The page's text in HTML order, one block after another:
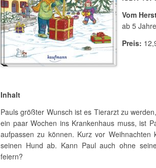
Vom
ab 5
Preis:
Inhalt
Pauls größter Wunsch ist es Tierarzt zu
ein paar Wochen ins Krankenhaus muss, ist
aufpassen zu können. Kurz vor
seinen Hund ab. Kann Paul auch ohne
feiern?